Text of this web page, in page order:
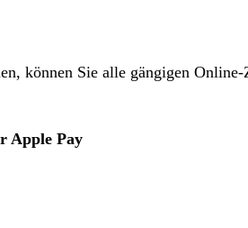
können Sie alle gängigen
Apple Pay